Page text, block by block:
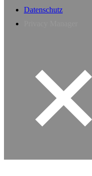
Datenschutz